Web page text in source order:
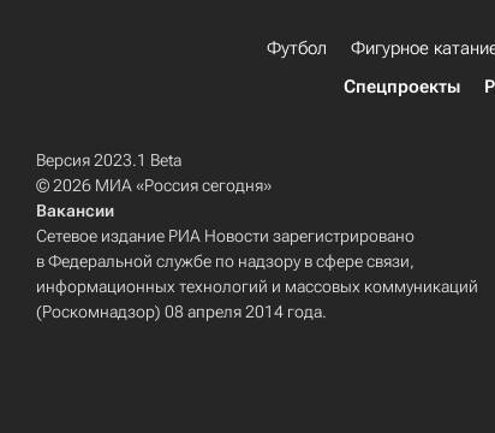
Футбол Фигурное
Спецпроекты
Версия 2023.1 Beta
© 2026 МИА «Россия сегодня»
Вакансии
Сетевое издание РИА Новости зарегистрировано
в Федеральной службе по надзору в сфере связи,
информационных технологий и массовых коммуникаций
(Роскомнадзор) 08 апреля 2014 года.